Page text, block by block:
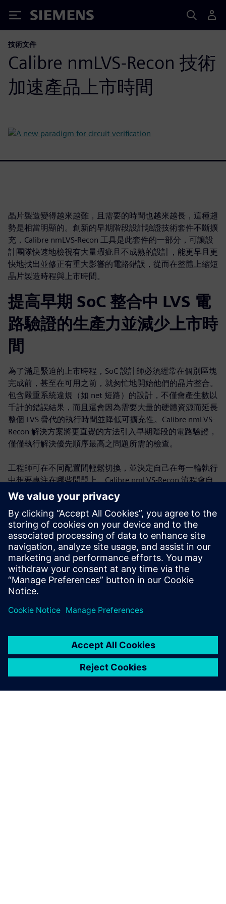
Siemens
技術文件
Calibre nmLVS-Recon 技術
加速產品上市時間
晶片製造變得越來越難，且需要的時間也越來越長，這種趨
勢是相當明顯的。創新的早期階段設計驗證技術套件不斷擴
充，Calibre nmLVS-Recon 工具是此套件的一部分，可讓設
計團隊快速地檢視有大量瑕疵且不成熟的設計，能更早且更
快地找出並修正有重大影響的電路錯誤，從而在整體上縮短
晶片製造時程與上市時間。
提高早期 SoC 整合中 LVS 電
路驗證的生產力並減少上市時
間
為了滿足緊迫的上市時程，SoC 設計師必須經常在個別區塊
完成前，甚至在可用之前，就匆忙地開始他們的晶片整合。
包含嚴重系統違規（如 net 短路）的設計，不僅會產生數以
千計的錯誤結果，而且還會因為需要大量的硬體資源而延長
整個 LVS 疊代的執行時間並降低可擴充性。Calibre nmLVS-
Recon 解決方案將更直覺的方法引入早期階段的電路驗證，
僅僅執行解決優先順序最高之問題所需的檢查。
工程師可在不同配置間輕鬆切換，並決定自己在每一輪執行
中想要專注在哪些問題上。Calibre nmLVS-Recon 流程會自
動決定必須執行哪些電路驗證要求，以實現最大效率。驗證
工程師可以使用 Calibre nmLVS-Recon 流程以交互疊代的方
式快速有效地發現並修復這些類型的違規，直到設計已預備
好執行全晶片 Signoff LVS 疊代作業為止。Calibre nmLVS-
Recon 技術不僅大幅加快了整個電路驗證檢查流程，而且可
透過供應多組態架構增加使用模型的靈活性，進一步減少驗
證 TAT 與上市時間。
分享